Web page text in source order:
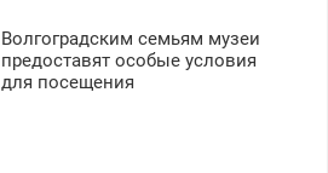
Волгоградским семьям музеи
предоставят особые условия
для посещения